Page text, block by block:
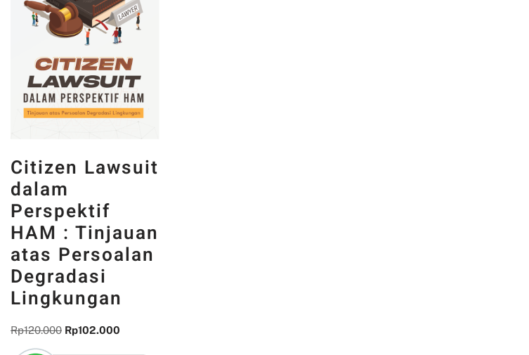
Citizen Lawsuit
dalam
Perspektif
HAM : Tinjauan
atas Persoalan
Degradasi
Lingkungan
Rp120.000 Rp102.000